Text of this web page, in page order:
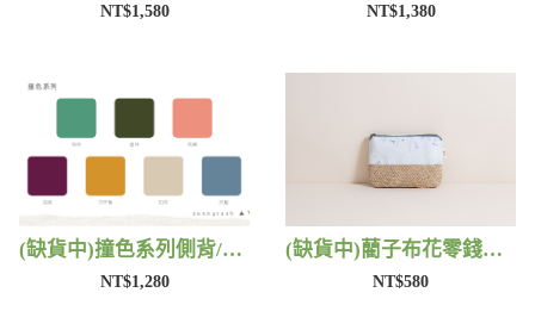
NT$1,580 NT$1,380
(缺貨中)撞色系列側背/手提包 | 藺子
NT$1,280
(缺貨中)藺子布花零錢包 | 藺子
NT$580